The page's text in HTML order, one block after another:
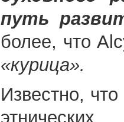
путь
более, что
«курица».
Известно,